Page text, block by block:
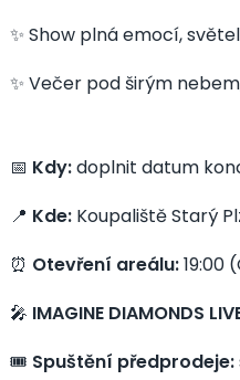
✨ Show plná emocí,
✨ Večer pod širým
📅 Kdy:doplnit datum
📍 Kde: Koupaliště Starý
⏰ Otevření areálu:19:00
🎤 IMAGINE DIAMONDS
🎟️ Spuštění předprodeje: